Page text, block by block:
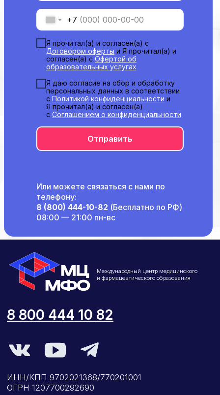
+7
Я прочитал(а) и согласен(а) с
Договором оферты и Я прочитал(а) и
согласен(а) с Офертой об
образовательных услугах
Я даю согласие на сбор и обработку
персональных данных в соответствии
с Политикой конфиденциальности и
Я прочитал(а) и согласен(а)
с Соглашением о конфиденциальности
Отправить
Или можете связаться с нами по
телефону:
8 (800) 444-10-82 (Бесплатно по РФ)
08:00 — 21:00 пн-вс